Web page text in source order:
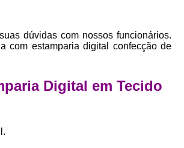
Estamparia Digital para Camisetas de
Estamparia Impressão Digital
dúvidas com nossos funcionários.
com estamparia digital confecção de
Digital em Tecido